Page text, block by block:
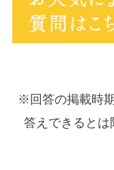
※回答の掲載時
答えできるとは